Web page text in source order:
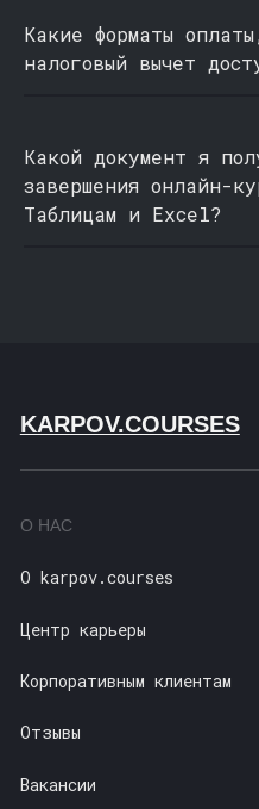
Какие форматы
налоговый вычет
Какой документ я
завершения онлайн-
Таблицам и Excel?